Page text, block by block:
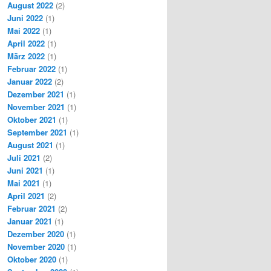
August 2022 (2)
Juni 2022 (1)
Mai 2022 (1)
April 2022 (1)
März 2022 (1)
Februar 2022 (1)
Januar 2022 (2)
Dezember 2021 (1)
November 2021 (1)
Oktober 2021 (1)
September 2021 (1)
August 2021 (1)
Juli 2021 (2)
Juni 2021 (1)
Mai 2021 (1)
April 2021 (2)
Februar 2021 (2)
Januar 2021 (1)
Dezember 2020 (1)
November 2020 (1)
Oktober 2020 (1)